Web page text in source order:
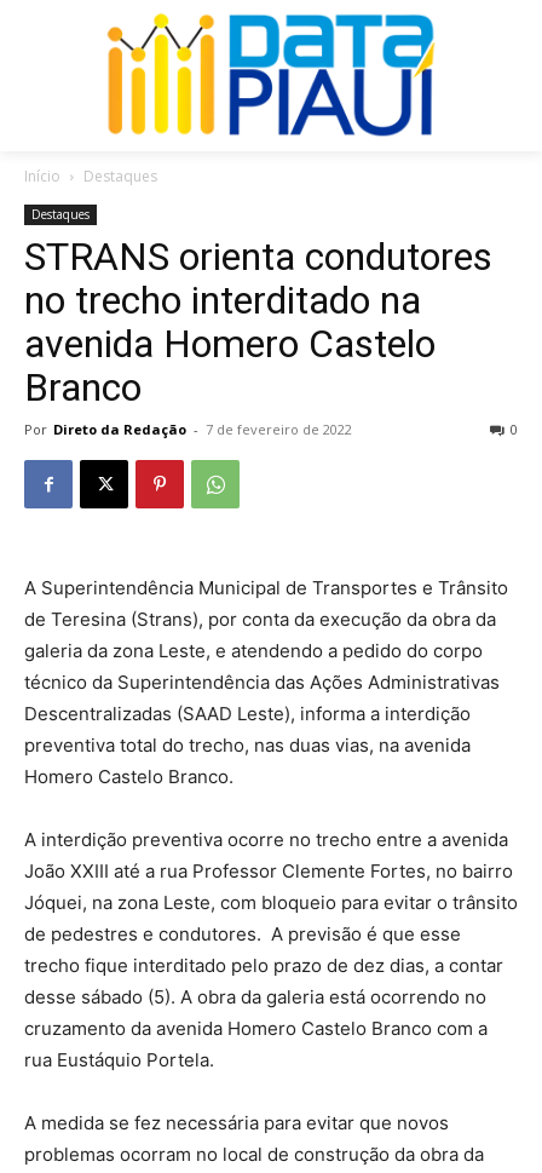
Início Destaques
Destaques
STRANS orienta condutores
no trecho interditado na
avenida Homero Castelo
Branco
Por Direto da Redação - 7 de fevereiro de 2022 0
A Superintendência Municipal de Transportes e Trânsito
de Teresina (Strans), por conta da execução da obra da
galeria da zona Leste, e atendendo a pedido do corpo
técnico da Superintendência das Ações Administrativas
Descentralizadas (SAAD Leste), informa a interdição
preventiva total do trecho, nas duas vias, na avenida
Homero Castelo Branco.
A interdição preventiva ocorre no trecho entre a avenida
João XXIII até a rua Professor Clemente Fortes, no bairro
Jóquei, na zona Leste, com bloqueio para evitar o trânsito
de pedestres e condutores. A previsão é que esse
trecho fique interditado pelo prazo de dez dias, a contar
desse sábado (5). A obra da galeria está ocorrendo no
cruzamento da avenida Homero Castelo Branco com a
rua Eustáquio Portela.
A medida se fez necessária para evitar que novos
problemas ocorram no local de construção da obra da